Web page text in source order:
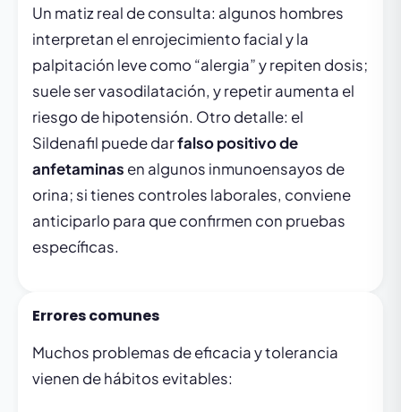
Un matiz real de consulta: algunos hombres
interpretan el enrojecimiento facial y la
palpitación leve como “alergia” y repiten dosis;
suele ser vasodilatación, y repetir aumenta el
riesgo de hipotensión. Otro detalle: el
Sildenafil puede darfalso positivo de
anfetaminas en algunos inmunoensayos de
orina; si tienes controles laborales, conviene
anticiparlo para que confirmen con pruebas
específicas.
Errores comunes
Muchos problemas de eficacia y tolerancia
vienen de hábitos evitables: